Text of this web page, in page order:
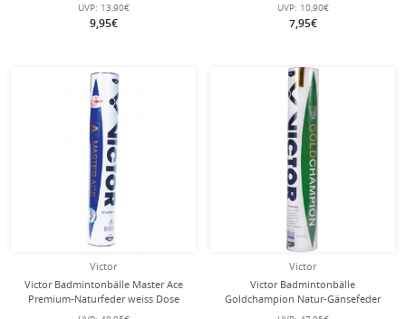
UVP: 13,90€
9,95€
UVP: 10,90€
7,95€
Victor
Victor Badmintonbälle Master Ace
Premium-Naturfeder weiss Dose
12er
Victor
Victor Badmintonbälle
Goldchampion Natur-Gänsefeder
weiss Dose 12er